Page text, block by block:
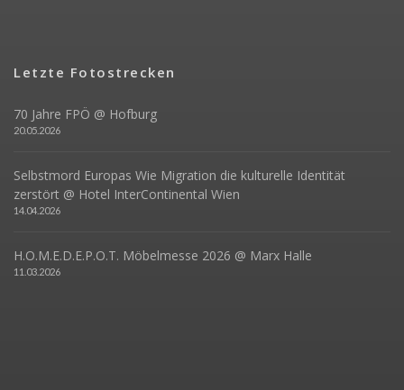
Letzte Fotostrecken
70 Jahre FPÖ @ Hofburg
20.05.2026
Selbstmord Europas Wie Migration die kulturelle Identität
zerstört @ Hotel InterContinental Wien
14.04.2026
H.O.M.E.D.E.P.O.T. Möbelmesse 2026 @ Marx Halle
11.03.2026